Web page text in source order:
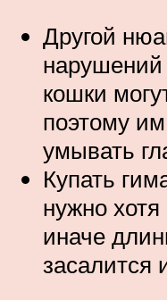
Другой
нарушений
кошки
поэтому
умывать
Купать
нужно
иначе
засалится